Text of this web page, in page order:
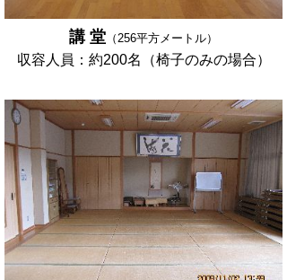
講 堂 （256平方メートル）
収容人員： 約200名（椅子のみの場合）